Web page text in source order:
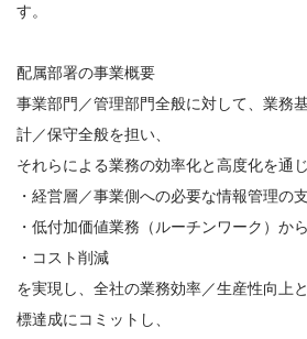
す。
配属部署の事業概要
事業部門／管理部門全般に対して、業務
計／保守全般を担い、
それらによる業務の効率化と高度化を通じ
・経営層／事業側への必要な情報管理の
・低付加価値業務（ルーチンワーク）か
・コスト削減
を実現し、全社の業務効率／生産性向上
標達成にコミットし、